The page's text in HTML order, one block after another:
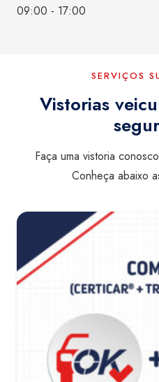
09:00 - 17:00
SERVIÇOS
Vistorias
Faça uma vistoria
Conheça abaixo